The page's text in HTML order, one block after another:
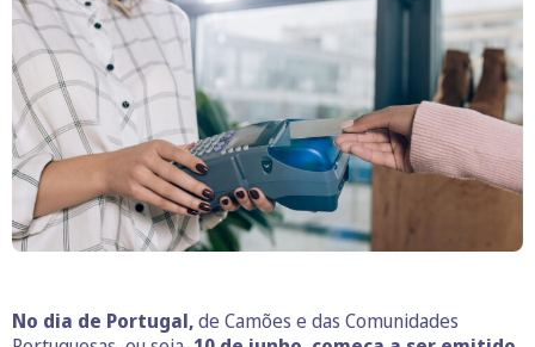
No dia de Portugal,de Camões e das Comunidades